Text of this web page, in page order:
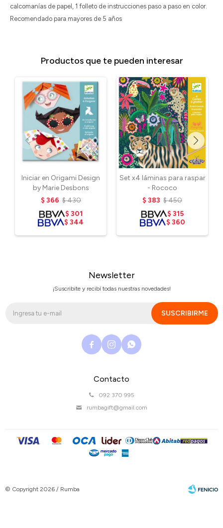
calcomanías de papel, 1 folleto de instrucciones paso a paso en color.
Recomendado para mayores de 5 años
Productos que te pueden interesar
Iniciar en Origami Design
by Marie Desbons
$ 366 $430
$ 301
$ 344
Set x4 láminas para raspar
- Rococo
$ 383 $450
$ 315
$ 360
Contacto
092 370 995
rumbagift@gmail.com
Newsletter
¡Suscribite y recibí todas nuestras novedades!
SUSCRIBIRME
  
© Copyright 2026 / Rumba